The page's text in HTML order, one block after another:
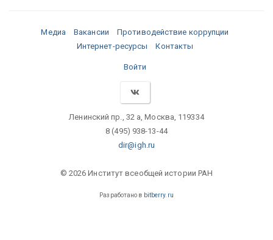
Медиа Вакансии
Противодействие коррупции
Интернет-ресурсы
Контакты
Войти
Ленинский пр., 32 а, Москва, 119334
8 (495) 938-13-44
dir@igh.ru
© 2026 Институт всеобщей истории РАН
Разработано в bitberry.ru